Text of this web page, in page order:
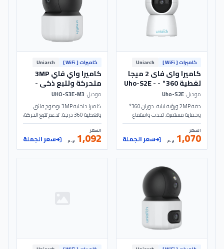
كاميرات [ WiFi ] Uniarch
كاميرا واى فاى 2 ميجا
تغطية 360° - Uho-S2E -
Uniarch
موديل:
دقة 2MP ورؤية ليلية. دوران 360°
وحماية مستمرة. تحدث واستماع
مباشر. أنظمة استشعار متعددة.
سهولة تامة بالاستخدام.
السعر
1,070 ج.م سعر الجملة
كاميرات [ WiFi ] Uniarch
كاميرا واي فاي 3MP
متحركة وتتبع ذكي -
Uho-S3E-M3 - Uniarch
موديل:
كاميرا داخلية 3MP بوضوح فائق
وتغطية 360 درجة. تدعم تتبع الحركة،
الصوت ثنائي الاتجاه، والربط السهل
Uniarch
السعر
1,092 ج.م سعر الجملة